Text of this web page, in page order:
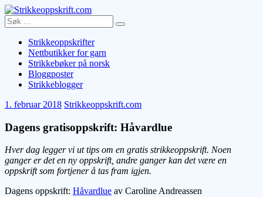
Skip
to
content
Strikkeoppskrift.com
Search
for:
Search
Strikkeoppskrifter
Nettbutikker for garn
Strikkebøker på norsk
Bloggposter
Strikkeblogger
1. februar 2018 Strikkeoppskrift.com
Dagens gratisoppskrift: Håvardlue
Hver dag legger vi ut tips om en gratis strikkeoppskrift. Noen
ganger er det en ny oppskrift, andre ganger kan det være en
oppskrift som fortjener å tas fram igjen.
Dagens oppskrift: Håvardlue av Caroline Andreassen